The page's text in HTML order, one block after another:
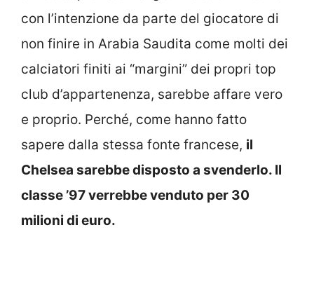
con l’intenzione da parte del giocatore di
non finire in Arabia Saudita come molti dei
calciatori finiti ai “margini” dei propri top
club d’appartenenza, sarebbe affare vero
e proprio. Perché, come hanno fatto
sapere dalla stessa fonte francese, il
Chelsea sarebbe disposto a svenderlo. Il
classe ’97 verrebbe venduto per 30
milioni di euro.